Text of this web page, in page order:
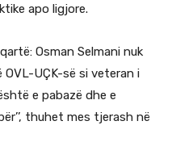
apo ligjore.
Osman Selmani nuk
UÇK-së si veteran i
e pabazë dhe e
thuhet mes tjerash në